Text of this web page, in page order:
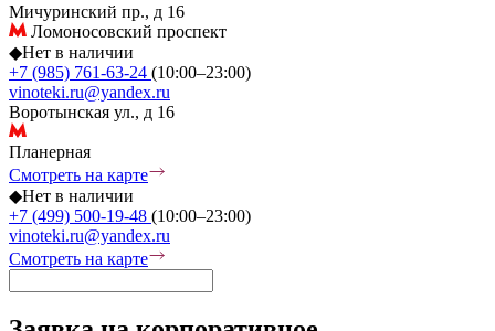
Мичуринский пр., д 16
Ломоносовский проспект
◆Нет в наличии
+7 (985) 761-63-24 (10:00–23:00)
vinoteki.ru@yandex.ru
Воротынская ул., д 16
Планерная
Смотреть на карте
◆Нет в наличии
+7 (499) 500-19-48 (10:00–23:00)
vinoteki.ru@yandex.ru
Смотреть на карте